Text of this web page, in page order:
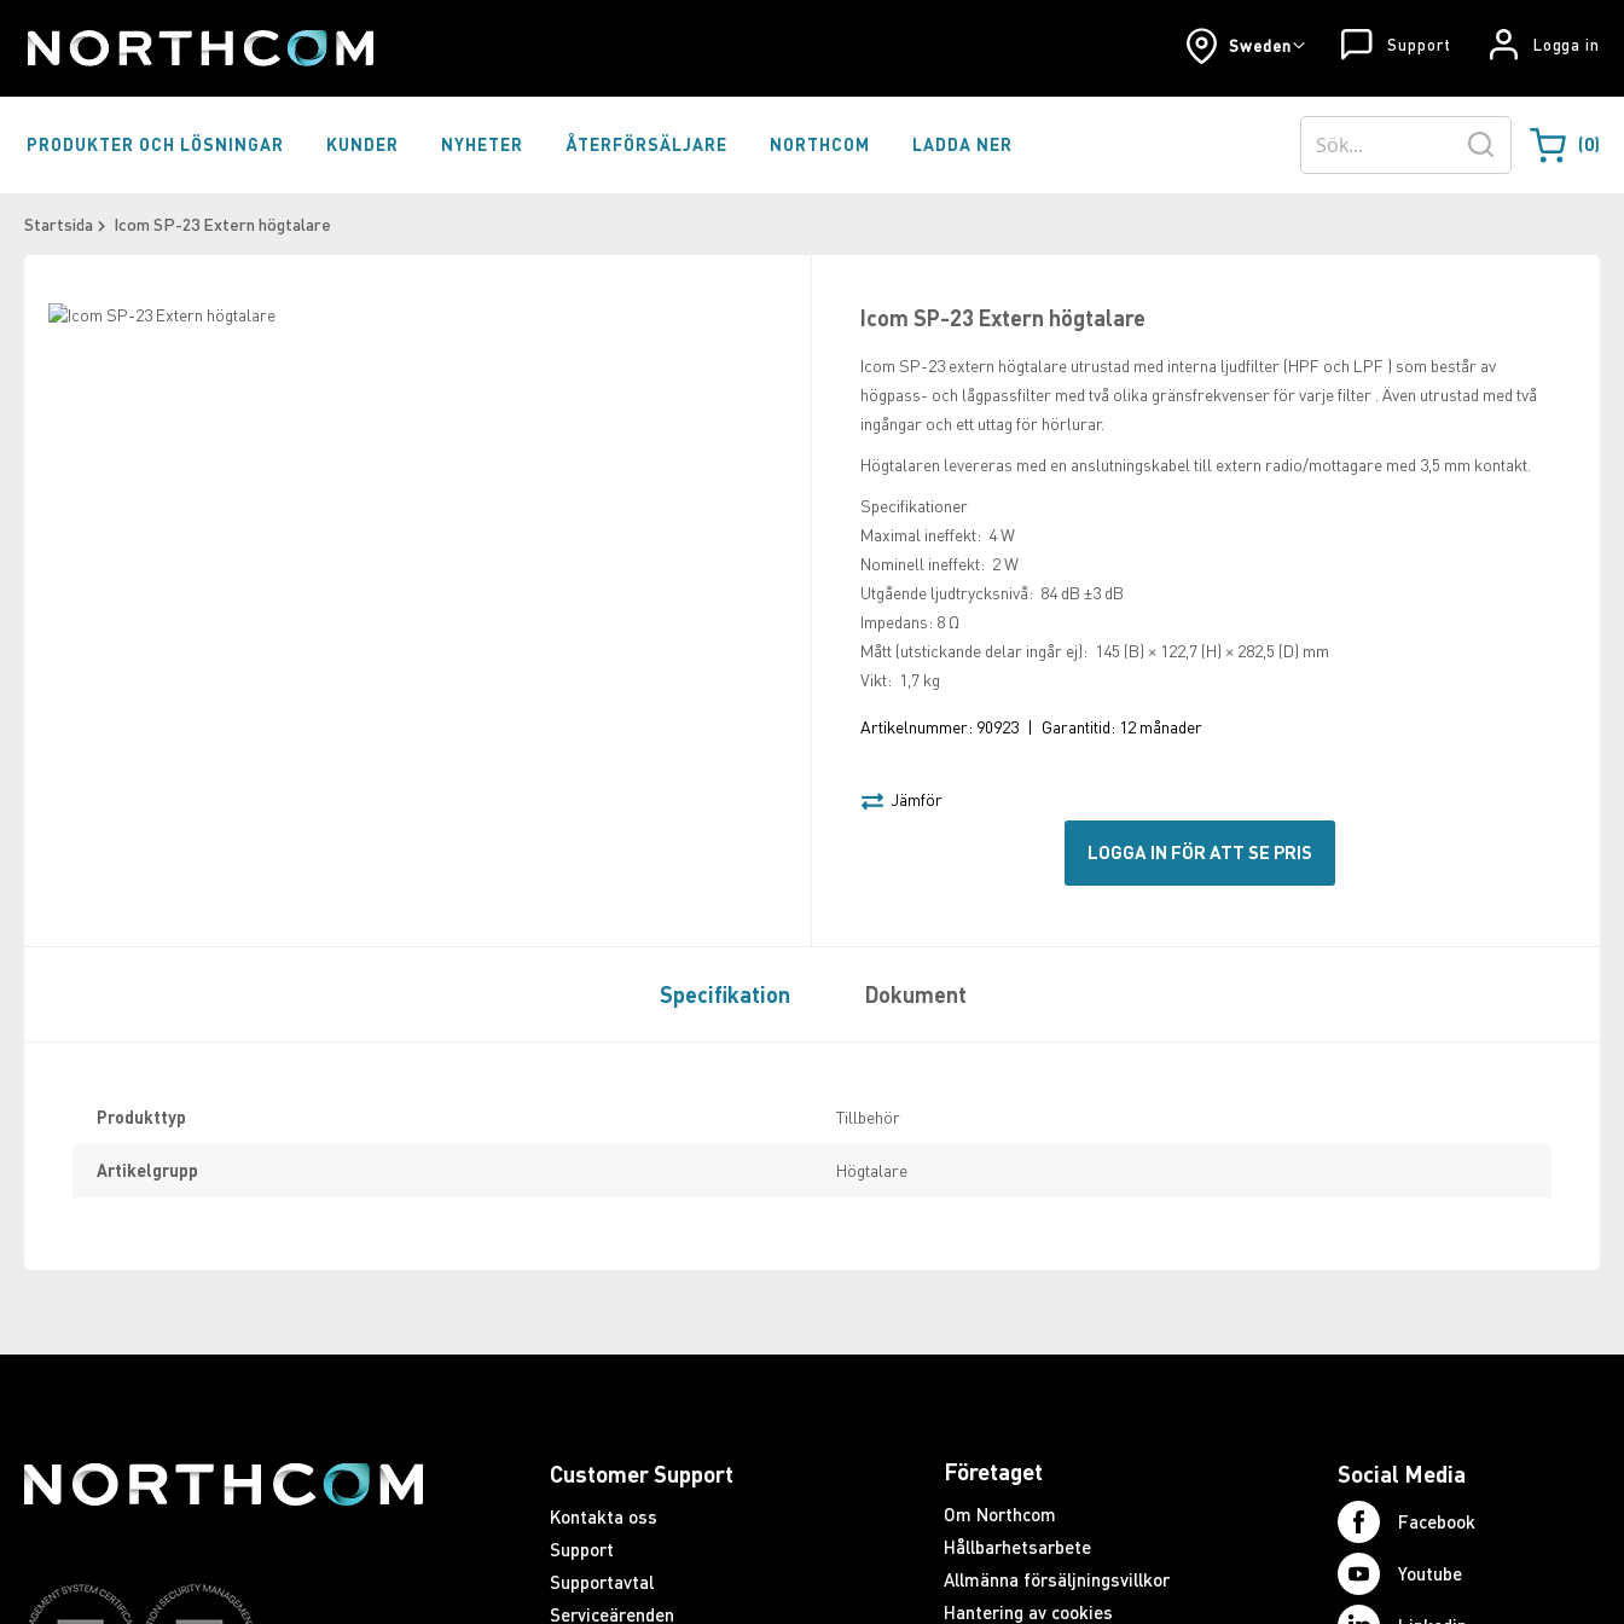
Logga in
Support
Skip
Sweden
PRODUKTER OCH LÖSNINGAR KUNDER NYHETER ÅTERFÖRSÄLJARE NORTHCOM LADDA NER Varukorgen
0
Sök
Startsida Icom SP-23 Extern högtalare
Icom SP-23 Extern högtalare
Icom SP-23 extern högtalare utrustad med interna ljudfilter (HPF och LPF ) som består av
högpass- och lågpassfilter med två olika gränsfrekvenser för varje filter . Även utrustad med två
ingångar och ett uttag för hörlurar.
Högtalaren levereras med en anslutningskabel till extern radio/mottagare med 3,5 mm kontakt.
Specifikationer
Maximal ineffekt: 4 W
Nominell ineffekt: 2 W
Utgående ljudtrycksnivå: 84 dB ±3 dB
Impedans: 8 Ω
Mått (utstickande delar ingår ej): 145 (B) × 122,7 (H) × 282,5 (D) mm
Vikt: 1,7 kg
Artikelnummer: 90923 | Garantitid: 12 månader
Jämför
LOGGA IN FÖR ATT SE PRIS
Skip
Specifikation Dokument
Produkttyp Tillbehör
Artikelgrupp Högtalare
Customer Support
Kontakta oss
Support
Supportavtal
Serviceärenden
Företaget
Om Northcom
Hållbarhetsarbete
Allmänna försäljningsvillkor
Hantering av cookies
Social Media
Facebook
Youtube